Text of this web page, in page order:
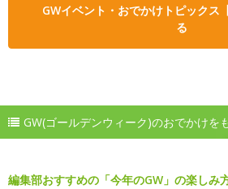
GWイベント・おでかけトピックス
る
GW(ゴールデンウィーク)のおでかけを
編集部おすすめの「今年のGW」の楽しみ